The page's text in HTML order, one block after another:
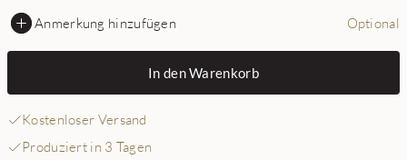
Anmerkung hinzufügen Optional
In den Warenkorb
Kostenloser Versand
Produziert in 3 Tagen